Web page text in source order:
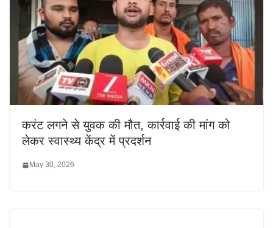
करंट लगने से युवक की मौत, कार्रवाई की मांग को
लेकर स्वास्थ्य केंद्र में प्रदर्शन
May 30, 2026